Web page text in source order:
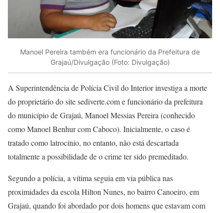
Manoel Pereira também era funcionário da Prefeitura de
Grajaú/Divulgação (Foto: Divulgação)
A Superintendência de Polícia Civil do Interior investiga a morte
do proprietário do site sediverte.com e funcionário da prefeitura
do município de Grajaú, Manoel Messias Pereira (conhecido
como Manoel Benhur com Caboco). Inicialmente, o caso é
tratado como latrocínio, no entanto, não está descartada
totalmente a possibilidade de o crime ter sido premeditado.
Segundo a polícia, a vítima seguia em via pública nas
proximidades da escola Hilton Nunes, no bairro Canoeiro, em
Grajaú, quando foi abordado por dois homens que estavam com